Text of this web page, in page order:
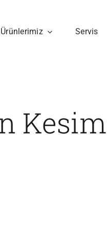
Ürünlerimiz Servis
Kesim